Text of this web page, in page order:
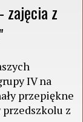
zajęcia z
IV na
przepiękne
z